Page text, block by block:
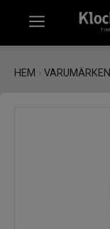
HEM › VARUMÄRKEN